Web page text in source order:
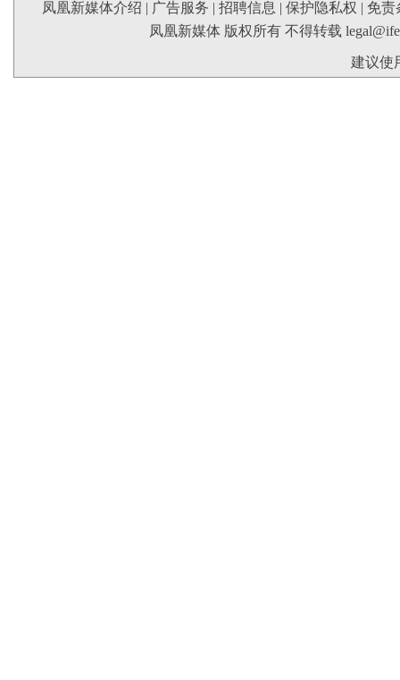
凤凰新媒体介绍 | 广告服务 | 招聘信息 | 保护隐私权 | 免责
凤凰新媒体 版权所有 不得转载
建议使